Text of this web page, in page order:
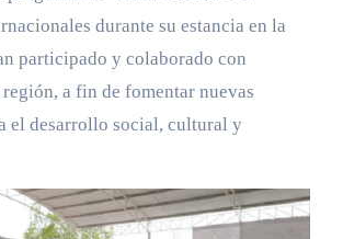
durante su estancia en la
participado y colaborado con
región, a fin de fomentar nuevas
el desarrollo social, cultural y